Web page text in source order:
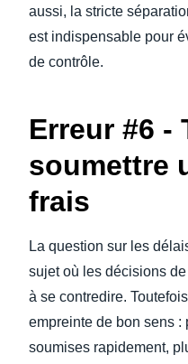
aussi, la stricte
est indispensable pour
de contrôle.
Erreur #6 -
soumettre
frais
La question sur les
sujet où les décisions
à se contredire.
empreinte de bon sens :
soumises rapidement,